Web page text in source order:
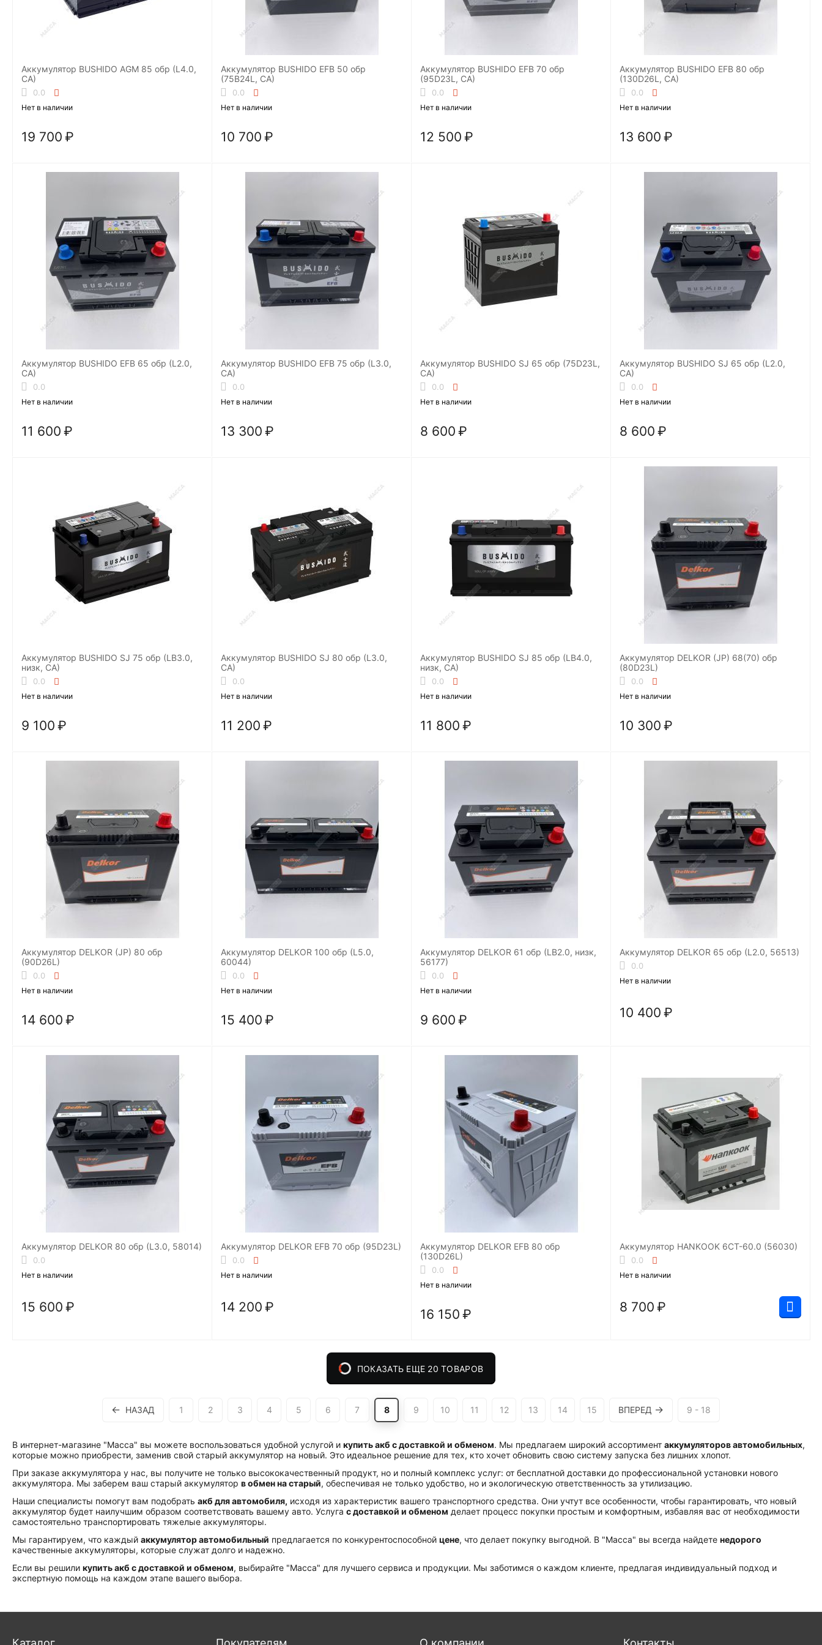
Аккумулятор BUSHIDO AGM 85 обр (L4.0,
CA)
0.0
Нет в наличии
19 700 ₽
Аккумулятор BUSHIDO EFB 50 обр
(75B24L, CA)
0.0
Нет в наличии
10 700 ₽
Аккумулятор BUSHIDO EFB 70 обр
(95D23L, CA)
0.0
Нет в наличии
12 500 ₽
Аккумулятор BUSHIDO EFB 80 обр
(130D26L, CA)
0.0
Нет в наличии
13 600 ₽
Аккумулятор BUSHIDO EFB 65 обр (L2.0,
CA)
0.0
Нет в наличии
11 600 ₽
Аккумулятор BUSHIDO EFB 75 обр (L3.0,
CA)
0.0
Нет в наличии
13 300 ₽
Аккумулятор BUSHIDO SJ 65 обр (75D23L,
CA)
0.0
Нет в наличии
8 600 ₽
Аккумулятор BUSHIDO SJ 65 обр (L2.0,
CA)
0.0
Нет в наличии
8 600 ₽
Аккумулятор BUSHIDO SJ 75 обр (LB3.0,
низк, CA)
0.0
Нет в наличии
9 100 ₽
Аккумулятор BUSHIDO SJ 80 обр (L3.0,
CA)
0.0
Нет в наличии
11 200 ₽
Аккумулятор BUSHIDO SJ 85 обр (LB4.0,
низк, CA)
0.0
Нет в наличии
11 800 ₽
Аккумулятор DELKOR (JP) 68(70) обр
(80D23L)
0.0
Нет в наличии
10 300 ₽
Аккумулятор DELKOR (JP) 80 обр
(90D26L)
0.0
Нет в наличии
14 600 ₽
Аккумулятор DELKOR 100 обр (L5.0,
60044)
0.0
Нет в наличии
15 400 ₽
Аккумулятор DELKOR 61 обр (LB2.0, низк,
56177)
0.0
Нет в наличии
9 600 ₽
Аккумулятор DELKOR 65 обр (L2.0, 56513)
0.0
Нет в наличии
10 400 ₽
Аккумулятор DELKOR 80 обр (L3.0, 58014)
0.0
Нет в наличии
15 600 ₽
Аккумулятор DELKOR EFB 70 обр (95D23L)
0.0
Нет в наличии
14 200 ₽
Аккумулятор DELKOR EFB 80 обр
(130D26L)
0.0
Нет в наличии
16 150 ₽
Аккумулятор HANKOOK 6СТ-60.0 (56030)
0.0
Нет в наличии
8 700 ₽
ПОКАЗАТЬ ЕЩЕ 20 ТОВАРОВ
НАЗАД 1 2 3 4 5 6 7 8 9 10 11 12 13 14 15 ВПЕРЕД 9 - 18
В интернет-магазине "Масса" вы можете воспользоваться удобной услугой и купить акб с доставкой и обменом. Мы предлагаем широкий ассортимент аккумуляторов автомобильных,
которые можно приобрести, заменив свой старый аккумулятор на новый. Это идеальное решение для тех, кто хочет обновить свою систему запуска без лишних хлопот.
При заказе аккумулятора у нас, вы получите не только высококачественный продукт, но и полный комплекс услуг: от бесплатной доставки до профессиональной установки нового
аккумулятора. Мы заберем ваш старый аккумулятор в обмен на старый, обеспечивая не только удобство, но и экологическую ответственность за утилизацию.
Наши специалисты помогут вам подобрать акб для автомобиля, исходя из характеристик вашего транспортного средства. Они учтут все особенности, чтобы гарантировать, что новый
аккумулятор будет наилучшим образом соответствовать вашему авто. Услуга с доставкой и обменом делает процесс покупки простым и комфортным, избавляя вас от необходимости
самостоятельно транспортировать тяжелые аккумуляторы.
Мы гарантируем, что каждый аккумулятор автомобильный предлагается по конкурентоспособной цене, что делает покупку выгодной. В "Масса" вы всегда найдете недорого
качественные аккумуляторы, которые служат долго и надежно.
Если вы решили купить акб с доставкой и обменом, выбирайте "Масса" для лучшего сервиса и продукции. Мы заботимся о каждом клиенте, предлагая индивидуальный подход и
экспертную помощь на каждом этапе вашего выбора.